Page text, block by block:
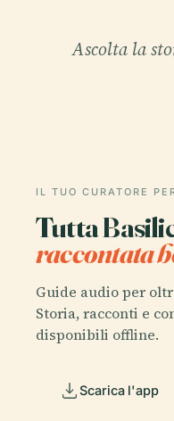
Ascolta la
IL TUO CURATORE
Tutta
raccontata
Guide audio per
Storia, racconti e
disponibili offline.
Scarica l'app